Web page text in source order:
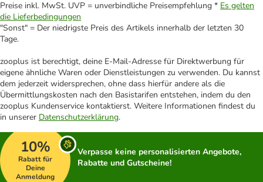
Preise inkl. MwSt. UVP = unverbindliche Preisempfehlung * Es gelten
die Lieferbedingungen
"Sonst" = Der niedrigste Preis des Artikels innerhalb der letzten 30
Tage.
zooplus ist berechtigt, deine E-Mail-Adresse für Direktwerbung für
eigene ähnliche Waren oder Dienstleistungen zu verwenden. Du kannst
dem jederzeit widersprechen, ohne dass hierfür andere als die
Übermittlungskosten nach den Basistarifen entstehen, indem du den
zooplus Kundenservice kontaktierst. Weitere Informationen findest du
in unserer Datenschutzerklärung.
10%
Rabatt für
Deine
Anmeldung
Verpasse keine personalisierten Angebote,
Rabatte und Gutscheine!